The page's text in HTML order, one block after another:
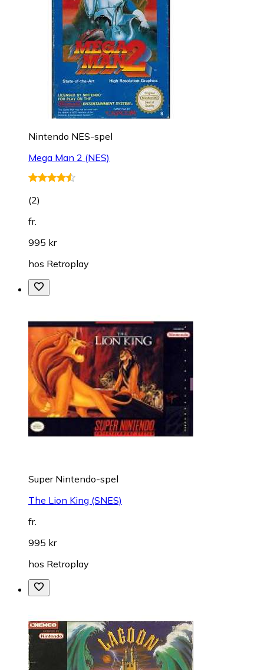
Nintendo NES-spel
Mega Man 2 (NES)
(2)
fr.
995 kr
hos Retroplay
Super Nintendo-spel
The Lion King (SNES)
fr.
995 kr
hos Retroplay